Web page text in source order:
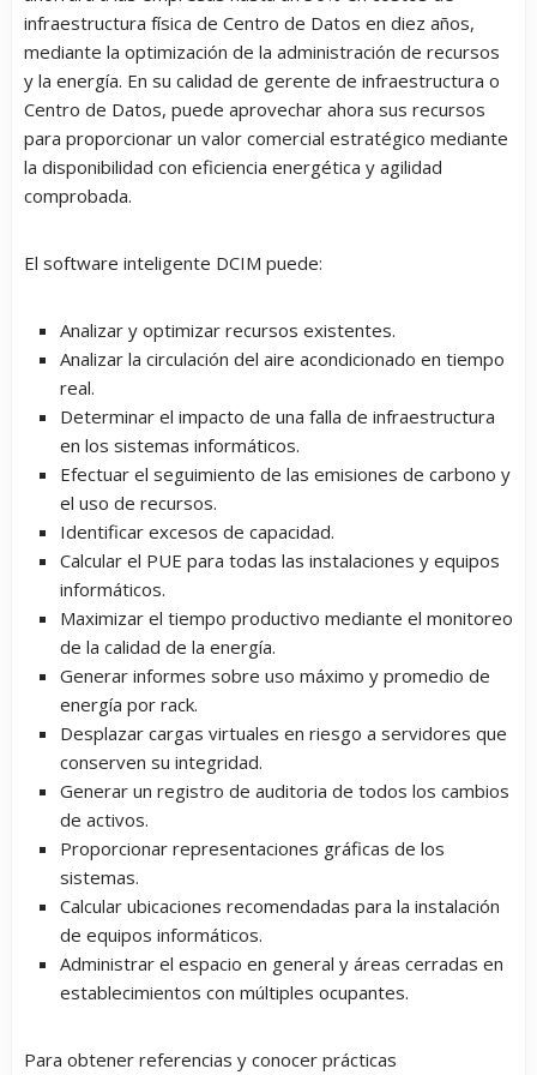
infraestructura física de Centro de Datos en diez años,
mediante la optimización de la administración de recursos
y la energía. En su calidad de gerente de infraestructura o
Centro de Datos, puede aprovechar ahora sus recursos
para proporcionar un valor comercial estratégico mediante
la disponibilidad con eficiencia energética y agilidad
comprobada.
El software inteligente DCIM puede:
Analizar y optimizar recursos existentes.
Analizar la circulación del aire acondicionado en tiempo
real.
Determinar el impacto de una falla de infraestructura
en los sistemas informáticos.
Efectuar el seguimiento de las emisiones de carbono y
el uso de recursos.
Identificar excesos de capacidad.
Calcular el PUE para todas las instalaciones y equipos
informáticos.
Maximizar el tiempo productivo mediante el monitoreo
de la calidad de la energía.
Generar informes sobre uso máximo y promedio de
energía por rack.
Desplazar cargas virtuales en riesgo a servidores que
conserven su integridad.
Generar un registro de auditoria de todos los cambios
de activos.
Proporcionar representaciones gráficas de los
sistemas.
Calcular ubicaciones recomendadas para la instalación
de equipos informáticos.
Administrar el espacio en general y áreas cerradas en
establecimientos con múltiples ocupantes.
Para obtener referencias y conocer prácticas